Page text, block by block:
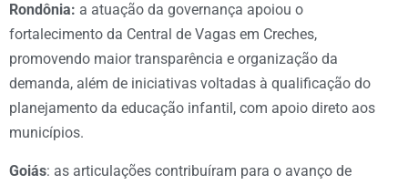
Rondônia: a atuação da governança apoiou o
fortalecimento da Central de Vagas em Creches,
promovendo maior transparência e organização da
demanda, além de iniciativas voltadas à qualificação do
planejamento da educação infantil, com apoio direto aos
municípios.
Goiás: as articulações contribuíram para o avanço de